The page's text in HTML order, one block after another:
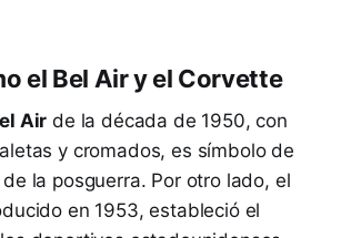
el Bel Air y el Corvette
Air de la década de 1950, con
y cromados, es símbolo de
la posguerra. Por otro lado, el
en 1953, estableció el